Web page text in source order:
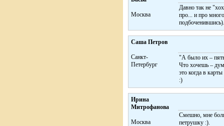
Москва
Давно так не
про... и про
Саша Петров
Санкт-
Петербург
"А было их –
Что хочешь –
это когда в
:)
Ирина
Митрофанова
Москва
Смешно, мне
петрушку :).